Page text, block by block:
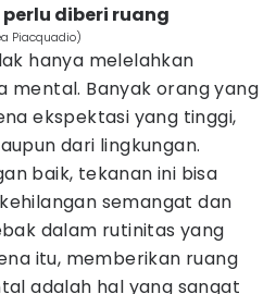
diberi ruang
Piacquadio)
hanya melelahkan
mental. Banyak orang yang
ekspektasi yang tinggi,
dari lingkungan.
baik, tekanan ini bisa
semangat dan
dalam rutinitas yang
itu, memberikan ruang
adalah hal yang sangat